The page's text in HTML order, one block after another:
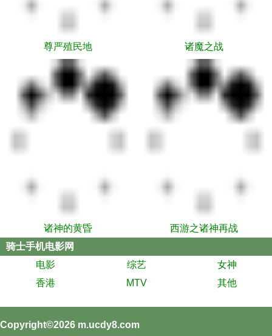
尊严殖民地 诸魔之战
诸神的黄昏
西游之诸神再战
骑士手机电影网
电影
综艺
女神
香港
MTV 其他
Copyright©2026 m.ucdy8.com